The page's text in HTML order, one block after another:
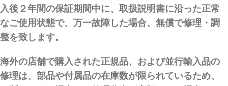
入後２年間の保証期間中に、取扱説明書に沿った正常
なご使用状態で、万一故障した場合、無償で修理・調
整を致します。
海外の店舗で購入された正規品、および並行輸入品の
修理は、部品や付属品の在庫数が限られているため、